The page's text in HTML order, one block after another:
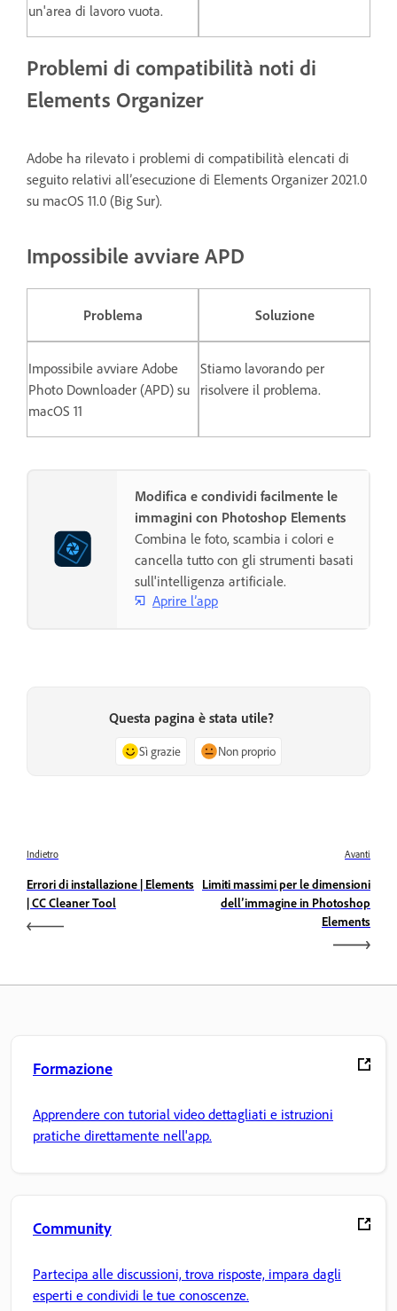
un'area di lavoro vuota.
Problemi di compatibilità noti di
Elements Organizer
Adobe ha rilevato i problemi di compatibilità elencati di
seguito relativi all’esecuzione di Elements Organizer 2021.0
su macOS 11.0 (Big Sur).
Impossibile avviare APD
Problema Soluzione
Impossibile avviare Adobe
Photo Downloader (APD) su
macOS 11
Stiamo lavorando per
risolvere il problema.
Modifica e condividi facilmente le
immagini con Photoshop Elements
Combina le foto, scambia i colori e
cancella tutto con gli strumenti basati
sull'intelligenza artificiale.
Aprire l’app
Questa pagina è stata utile?
Sì grazie Non proprio
Indietro
Errori di installazione | Elements
| CC Cleaner Tool
Avanti
Limiti massimi per le dimensioni
dell’immagine in Photoshop
Elements
Formazione
Apprendere con tutorial video dettagliati e istruzioni
pratiche direttamente nell'app.
Community
Partecipa alle discussioni, trova risposte, impara dagli
esperti e condividi le tue conoscenze.